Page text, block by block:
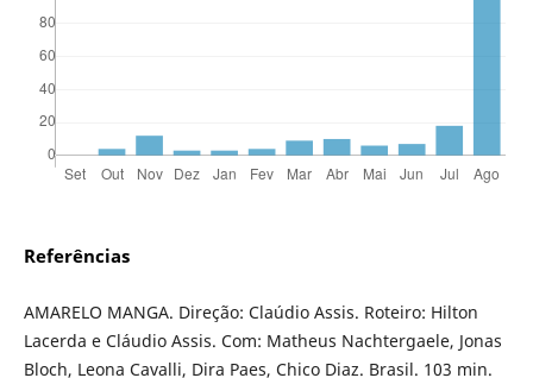
Referências
AMARELO MANGA. Direção: Claúdio Assis. Roteiro: Hilton
Lacerda e Cláudio Assis. Com: Matheus Nachtergaele, Jonas
Bloch, Leona Cavalli, Dira Paes, Chico Diaz. Brasil. 103 min.